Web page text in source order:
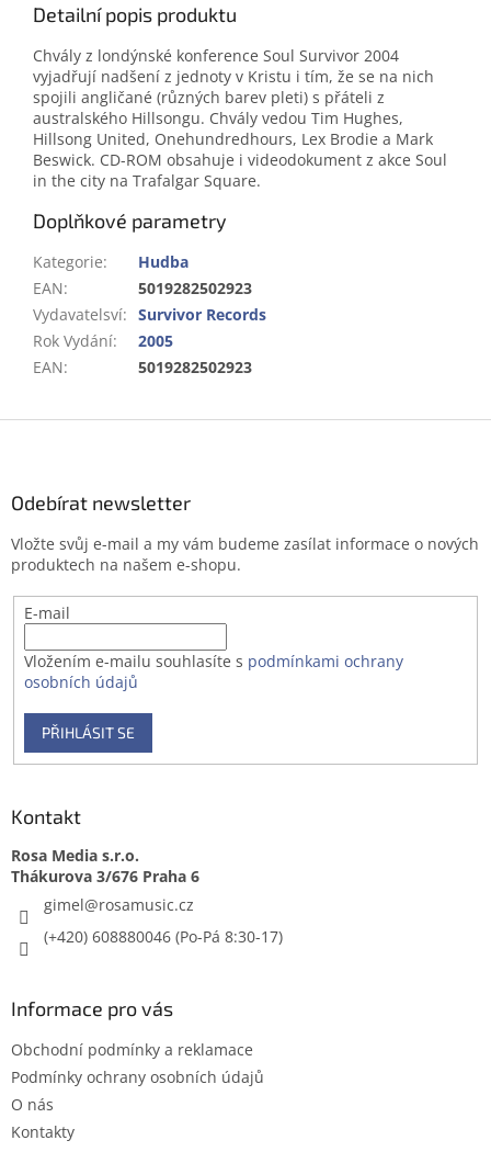
Detailní popis produktu
Chvály z londýnské konference Soul Survivor 2004
vyjadřují nadšení z jednoty v Kristu i tím, že se na nich
spojili angličané (různých barev pleti) s přáteli z
australského Hillsongu. Chvály vedou Tim Hughes,
Hillsong United, Onehundredhours, Lex Brodie a Mark
Beswick. CD-ROM obsahuje i videodokument z akce Soul
in the city na Trafalgar Square.
Doplňkové parametry
Kategorie:
Hudba
EAN:
5019282502923
Vydavatelsví: Survivor Records
Rok Vydání:
2005
EAN: 5019282502923
Odebírat newsletter
Vložte svůj e-mail a my vám budeme zasílat informace o nových
produktech na našem e-shopu.
E-mail
Vložením e-mailu souhlasíte s podmínkami ochrany
osobních údajů
PŘIHLÁSIT SE
Kontakt
Rosa Media s.r.o.
gimel@rosamusic.cz
(+420) 608880046
Informace pro vás
Obchodní podmínky a reklamace
Podmínky ochrany osobních údajů
O nás
Kontakty